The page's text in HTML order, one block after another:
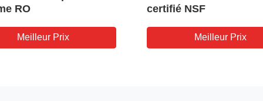
RO
Meilleur Prix
certifié NSF
Meilleur Prix